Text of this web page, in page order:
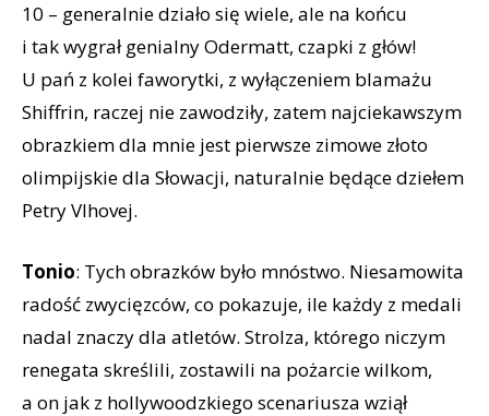
10 – generalnie działo się wiele, ale na końcu
i tak wygrał genialny Odermatt, czapki z głów!
U pań z kolei faworytki, z wyłączeniem blamażu
Shiffrin, raczej nie zawodziły, zatem najciekawszym
obrazkiem dla mnie jest pierwsze zimowe złoto
olimpijskie dla Słowacji, naturalnie będące dziełem
Petry Vlhovej.
Tonio: Tych obrazków było mnóstwo. Niesamowita
radość zwycięzców, co pokazuje, ile każdy z medali
nadal znaczy dla atletów. Strolza, którego niczym
renegata skreślili, zostawili na pożarcie wilkom,
a on jak z hollywoodzkiego scenariusza wziął